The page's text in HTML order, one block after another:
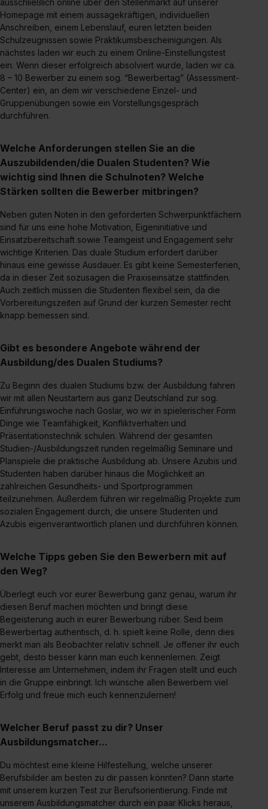
bestimmte Verwendungszwecke zulassen, triff deine
Auswahl über die Checkboxen und klick auf „Auswahl
erlauben“. Die Einwilligung zur Platzierung von Cookies
der Kategorien „Präferenzen“, „Statistiken“ und „Social
Media und Marketing“ umfasst hierbei die Einwilligung
zur Übermittlung deiner Daten in die USA (Art. 49 Abs. 1
S. 1 lit. a) DS-GVO). Die USA verfügen über kein
angemessenes Datenschutzniveau (EuGH – Schrems
Wirkung für die Zukunft ganz oder teilweise über unsere
Datenschutzerklärung unter dem Punkt „Datenschutz-
Einstellungen“ widerrufen. Weitere Informationen zu den
einzelnen Cookies findest du durch Klick auf „Details
Impressum.
Homepage mit einem aussagekräftigen, individuellen
Anschreiben, einem Lebenslauf, euren letzten beiden
Schulzeugnissen sowie Praktikumsbescheinigungen. Als
nächstes laden wir euch zu einem Online-Einstellungstest
ein. Wenn dieser erfolgreich absolviert wurde, laden wir ca.
8 – 10 Bewerber zu einem sog. “Bewerbertag” (Assessment-
Center) ein, an dem wir verschiedene Einzel- und
Gruppenübungen sowie ein Vorstellungsgespräch
durchführen.
Welche Anforderungen stellen Sie an die
Auszubildenden/die Dualen Studenten? Wie
wichtig sind Ihnen die Schulnoten? Welche
Stärken sollten die Bewerber mitbringen?
Neben guten Noten in den geforderten Schwerpunktfächern
sind für uns eine hohe Motivation, Eigeninitiative und
Einsatzbereitschaft sowie Teamgeist und Engagement sehr
wichtige Kriterien. Das duale Studium erfordert darüber
hinaus eine gewisse Ausdauer. Es gibt keine Semesterferien,
da in dieser Zeit sozusagen die Praxiseinsätze stattfinden.
Auch zeitlich müssen die Studenten flexibel sein, da die
Vorbereitungszeiten auf Grund der kurzen Semester recht
knapp bemessen sind.
Gibt es besondere Angebote während der
Ausbildung/des Dualen Studiums?
Zu Beginn des dualen Studiums bzw. der Ausbildung fahren
wir mit allen Neustartern aus ganz Deutschland zur sog.
Einführungswoche nach Goslar, wo wir in spielerischer Form
Dinge wie Teamfähigkeit, Konfliktverhalten und
Präsentationstechnik schulen. Während der gesamten
Studien-/Ausbildungszeit runden regelmäßig Seminare und
Planspiele die praktische Ausbildung ab. Unsere Azubis und
Studenten haben darüber hinaus die Möglichkeit an
zahlreichen Gesundheits- und Sportprogrammen
teilzunehmen. Außerdem führen wir regelmäßig Projekte zum
sozialen Engagement durch, die unsere Studenten und
Azubis eigenverantwortlich planen und durchführen können.
Welche Tipps geben Sie den Bewerbern mit auf
den Weg?
Überlegt euch vor eurer Bewerbung ganz genau, warum ihr
diesen Beruf machen möchten und bringt diese
Begeisterung auch in eurer Bewerbung rüber. Seid beim
Bewerbertag authentisch, d. h. spielt keine Rolle, denn dies
merkt man als Beobachter relativ schnell. Je offener ihr euch
gebt, desto besser kann man euch kennenlernen. Zeigt
Interesse am Unternehmen, indem ihr Fragen stellt und euch
in die Gruppe einbringt. Ich wünsche allen Bewerbern viel
Erfolg und freue mich euch kennenzulernen!
Welcher Beruf passt zu dir? Unser
Ausbildungsmatcher...
Du möchtest eine kleine Hilfestellung, welche unserer
Berufsbilder am besten zu dir passen könnten? Dann starte
mit unserem kurzen Test zur Berufsorientierung. Finde mit
unserem Ausbildungsmatcher durch ein paar Klicks heraus,